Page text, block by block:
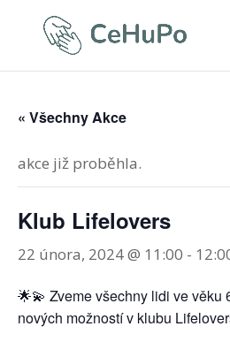
« Všechny Akce
akce již proběhla.
Klub Lifelovers
22 února, 2024 @ 11:00 -
🌟💫 Zveme všechny lidi ve věku
nových možností v klubu